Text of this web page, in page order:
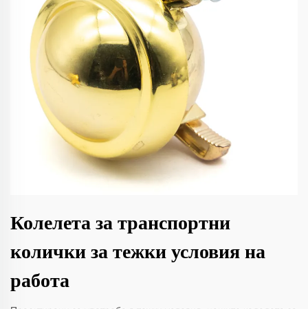
Колелета за транспортни
колички за тежки условия на
работа